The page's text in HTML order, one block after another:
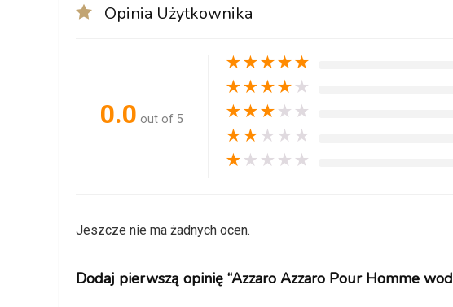
Opinia Użytkownika
0.0 out of 5
★★★★★
★★★★ ★
★★★ ★ ★
★★ ★ ★ ★
★ ★ ★ ★ ★
Jeszcze nie ma żadnych ocen.
Dodaj pierwszą opinię “Azzaro Azzaro Pour Homme